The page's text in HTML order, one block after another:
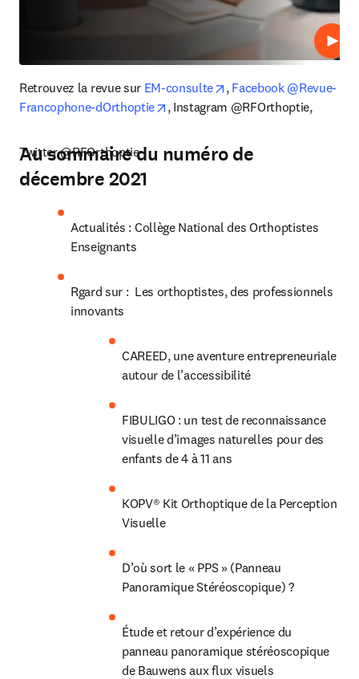
Lire
Retrouvez la revue sur EM-consulte opens in new tab/
, Facebook @Revue-
Francophone-dOrthoptie
opens in new tab/window
, Instagram @RFOrthoptie,
Twitter @RFOrthoptie
Au sommaire du numéro de
décembre 2021
Actualités : Collège National des Orthoptistes
Enseignants
Rgard sur :  Les orthoptistes, des professionnels
innovants
CAREED, une aventure entrepreneuriale
autour de l’accessibilité
FIBULIGO : un test de reconnaissance
visuelle d’images naturelles pour des
enfants de 4 à 11 ans
KOPV® Kit Orthoptique de la Perception
Visuelle
D’où sort le « PPS » (Panneau
Panoramique Stéréoscopique) ?
Étude et retour d’expérience du
panneau panoramique stéréoscopique
de Bauwens aux flux visuels